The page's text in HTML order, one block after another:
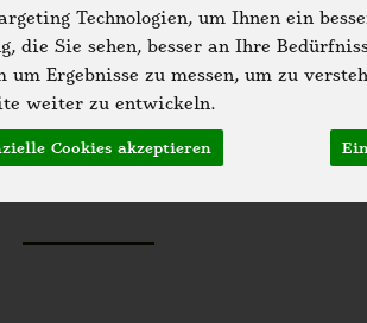
Technologien, um Ihnen ein
die Sie sehen, besser an Ihre
Ergebnisse zu messen, um zu
weiter zu entwickeln.
Cookies akzeptieren
Getränke Bäckerei